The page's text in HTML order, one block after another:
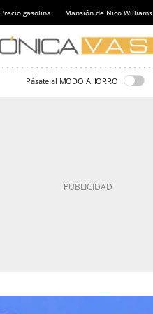
Precio gasolina Mansión de Nico Williams
Pásate al MODO AHORRO